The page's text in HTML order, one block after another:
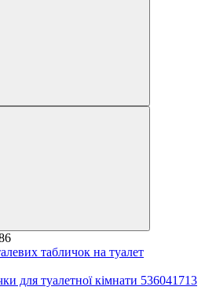
табличок на туалет